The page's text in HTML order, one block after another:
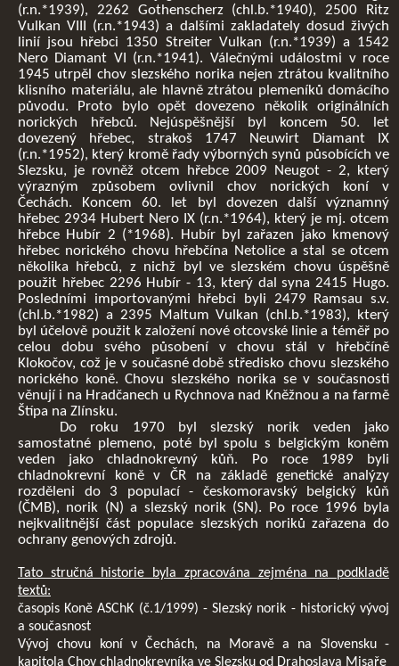
(r.n.*1939), 2262 Gothenscherz (chl.b.*1940), 2500 Ritz
Vulkan VIII (r.n.*1943) a dalšími zakladately dosud živých
linií jsou hřebci 1350 Streiter Vulkan (r.n.*1939) a 1542
Nero Diamant VI (r.n.*1941). Válečnými událostmi v roce
1945 utrpěl chov slezského norika nejen ztrátou kvalitního
klisního materiálu, ale hlavně ztrátou plemeníků domácího
původu. Proto bylo opět dovezeno několik originálních
norických hřebců. Nejúspěšnější byl koncem 50. let
dovezený hřebec, strakoš 1747 Neuwirt Diamant IX
(r.n.*1952), který kromě řady výborných synů působících ve
Slezsku, je rovněž otcem hřebce 2009 Neugot - 2, který
výrazným způsobem ovlivnil chov norických koní v
Čechách. Koncem 60. let byl dovezen další významný
hřebec 2934 Hubert Nero IX (r.n.*1964), který je mj. otcem
hřebce Hubír 2 (*1968). Hubír byl zařazen jako kmenový
hřebec norického chovu hřebčína Netolice a stal se otcem
několika hřebců, z nichž byl ve slezském chovu úspěšně
použit hřebec 2296 Hubír - 13, který dal syna 2415 Hugo.
Posledními importovanými hřebci byli 2479 Ramsau s.v.
(chl.b.*1982) a 2395 Maltum Vulkan (chl.b.*1983), který
byl účelově použit k založení nové otcovské linie a téměř po
celou dobu svého působení v chovu stál v hřebčíně
Klokočov, což je v současné době středisko chovu slezského
norického koně. Chovu slezského norika se v současnosti
věnují i na Hradčanech u Rychnova nad Kněžnou a na farmě
Štípa na Zlínsku.
Do roku 1970 byl slezský norik veden jako
samostatné plemeno, poté byl spolu s belgickým koněm
veden jako chladnokrevný kůň. Po roce 1989 byli
chladnokrevní koně v ČR na základě genetické analýzy
rozděleni do 3 populací - českomoravský belgický kůň
(ČMB), norik (N) a slezský norik (SN). Po roce 1996 byla
nejkvalitnější část populace slezských noriků zařazena do
ochrany genových zdrojů.
Tato stručná historie byla zpracována zejména na podkladě
textů:
časopis Koně ASChK (č.1/1999) - Slezský norik - historický vývoj
a současnost
Vývoj chovu koní v Čechách, na Moravě a na Slovensku -
kapitola Chov chladnokrevníka ve Slezsku od Drahoslava Misaře